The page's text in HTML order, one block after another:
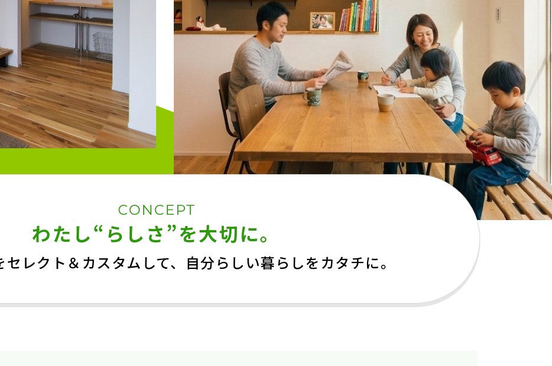
わたし“らしさ”を大切に。
レクト＆カスタムして、 自分らしい暮らしをカタチに。